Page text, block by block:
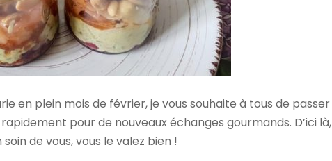
en plein mois de février, je vous souhaite à tous de passer
pour de nouveaux échanges gourmands. D’ici là,
de vous, vous le valez bien !